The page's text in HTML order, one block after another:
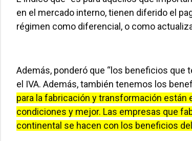
en el mercado interno, tienen diferido el
régimen como diferencial, o como
Además, ponderó que “los beneficios que
el IVA. Además, también tenemos los
para la fabricación y transformación están
condiciones y mejor. Las empresas que
continental se hacen con los beneficios